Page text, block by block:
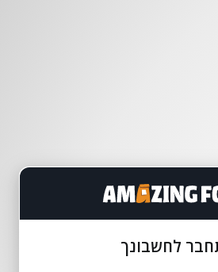
לחשבונך